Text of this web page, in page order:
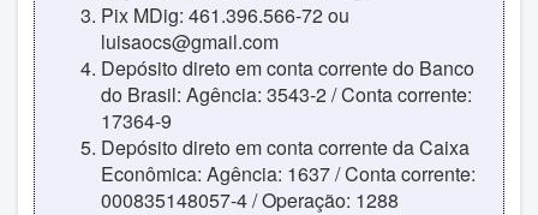
Pix MDig: 461.396.566-72 ou
luisaocs@gmail.com
Depósito direto em conta corrente do Banco
do Brasil: Agência: 3543-2 / Conta corrente:
17364-9
Depósito direto em conta corrente da Caixa
Econômica: Agência: 1637 / Conta corrente:
000835148057-4 / Operação: 1288